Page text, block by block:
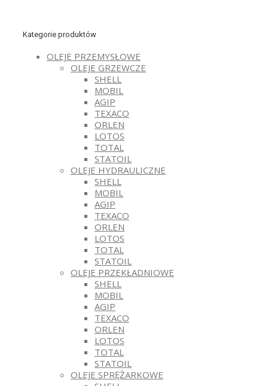
Kategorie produktów
OLEJE PRZEMYSŁOWE
OLEJE GRZEWCZE
SHELL
MOBIL
AGIP
TEXACO
ORLEN
LOTOS
TOTAL
STATOIL
OLEJE HYDRAULICZNE
SHELL
MOBIL
AGIP
TEXACO
ORLEN
LOTOS
TOTAL
STATOIL
OLEJE PRZEKŁADNIOWE
SHELL
MOBIL
AGIP
TEXACO
ORLEN
LOTOS
TOTAL
STATOIL
OLEJE SPRĘŻARKOWE